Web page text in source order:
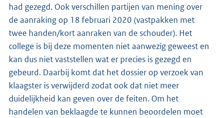
had gezegd. Ook verschillen partijen van mening over
de aanraking op 18 februari 2020 (vastpakken met
twee handen/kort aanraken van de schouder). Het
college is bij deze momenten niet aanwezig geweest en
kan dus niet vaststellen wat er precies is gezegd en
gebeurd. Daarbij komt dat het dossier op verzoek van
klaagster is verwijderd zodat ook dat niet meer
duidelijkheid kan geven over de feiten. Om het
handelen van beklaagde te kunnen beoordelen moet